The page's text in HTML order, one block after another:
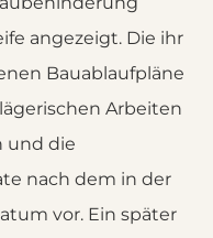
angezeigt. Die ihr
Bauablaufpläne
Arbeiten
und die
nach dem in der
vor. Ein später